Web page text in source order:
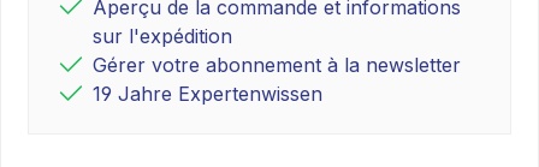
Aperçu de la commande et informations
sur l'expédition
Gérer votre abonnement à la newsletter
19 Jahre Expertenwissen